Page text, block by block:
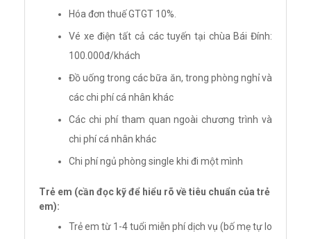
Hóa đơn thuế GTGT 10%.
Vé xe điện tất cả các tuyến tại chùa Bái Đính:
100.000đ/khách
Đồ uống trong các bữa ăn, trong phòng nghỉ và
các chi phí cá nhân khác
Các chi phí tham quan ngoài chương trình và
chi phí cá nhân khác
Chi phí ngủ phòng single khi đi một mình
Trẻ em (cần đọc kỹ để hiểu rõ về tiêu chuẩn của trẻ
em):
Trẻ em từ 1-4 tuổi miễn phí dịch vụ (bố mẹ tự lo